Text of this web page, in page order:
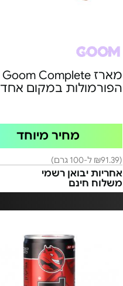
הפורמולות במקום אחד
מחיר מיוחד
(₪91.39 ל-100 גרם)
אחריות יבואן רשמי
משלוח חינם